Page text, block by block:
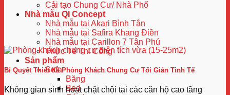
Cải tạo Chung Cư/ Nhà Phố
Nhà mẫu QI Concept
Nhà mẫu tại Akari Bình Tân
Nhà mẫu tại Safira Khang Điền
Nhà mẫu tại Carillon 7 Tân Phú
Thực Tế Thi Công
Sản phẩm
Sofa
Băng
Bed
Bí Quyết Thiết Kế Phòng Khách Chung Cư Tối Giản Tinh Tế
Không gian sinh hoạt chật chội tại các căn hộ cao tầng